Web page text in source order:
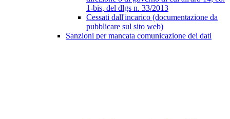
1-bis, del dlgs n. 33/2013
Cessati dall'incarico (documentazione da
pubblicare sul sito web)
Sanzioni per mancata comunicazione dei dati